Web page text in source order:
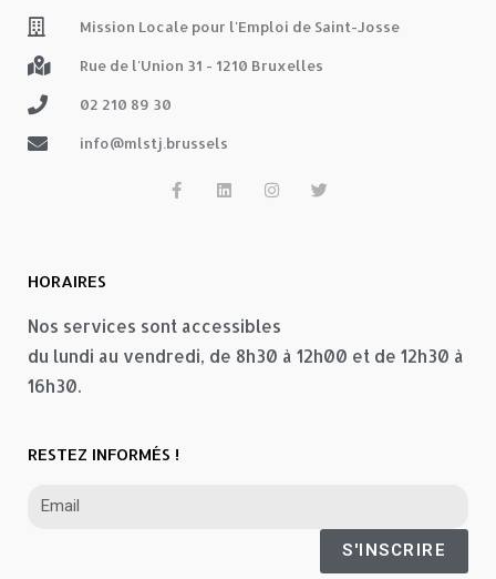
Mission Locale pour l'Emploi de Saint-Josse
Rue de l'Union 31 - 1210 Bruxelles
02 210 89 30
info@mlstj.brussels
HORAIRES
Nos services sont accessibles
du lundi au vendredi, de 8h30 à 12h00 et de 12h30 à
16h30.
RESTEZ INFORMÉS !
S'INSCRIRE